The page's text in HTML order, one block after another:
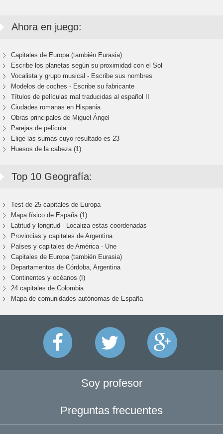
Ahora en juego:
Capitales de Europa (también Eurasia)
Escribe los planetas según su proximidad con el Sol
Vocalista y grupo musical - Escribe sus nombres
Modelos de coches - Escribe su fabricante
Títulos de películas mal traducidas al español II
Ciudades romanas en Hispania
Obras principales de Miguel Ángel
Parejas de película
Elige las sumas cuyo resultado es 23
Huesos de la cabeza (1)
Top 10 Geografía:
Test de 25 capitales de Europa
Mapa físico de España (1)
Latitud y longitud - Localiza estas coordenadas
Provincias y capitales de Argentina
Países y capitales de América - Une
Capitales de Europa (también Eurasia)
Departamentos de Córdoba, Argentina
Continentes y océanos (I)
24 capitales de Colombia
Mapa de comunidades autónomas de España
Soy profesor
Preguntas frecuentes